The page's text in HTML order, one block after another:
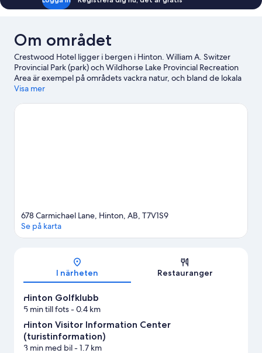
icke-
Om området
Crestwood Hotel ligger i bergen i Hinton. William A. Switzer
Provincial Park (park) och Wildhorse Lake Provincial Recreation
Area är exempel på områdets vackra natur, och bland de lokala
turistattraktioner hittar du AirPlay Trampoline Park & Escape
evenemang eller se en match när du är i stan? Kolla upp vad som
Visa mer
678 Carmichael Lane, Hinton, AB, T7V1S9
Se på karta
I närheten Restauranger
Hinton Golfklubb
5 min till fots- 0.4 km
Hinton Visitor Information Center
(turistinformation)
3 min med bil- 1.7 km